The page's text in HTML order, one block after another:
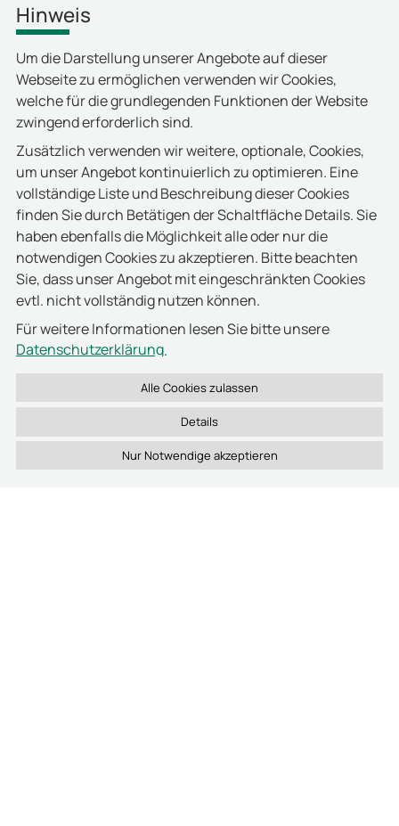
beantworten sie Ihnen während des Events
ausführlich all Ihre Anliegen und stehen
Ihnen mit Rat und Tat zur Seite!
Die Firma deister electronic freut sich darauf,
Sie vom7. bis 9. Junian ihrem virtuellen
Messestand begrüßen zu dürfen!
Klicken Siehier, um sich für die Teilnahme
an der kostenlosen virtuellen
Veranstaltung zu registrieren!
Hinweis
Um die Darstellung unserer Angebote auf dieser
Webseite zu ermöglichen verwenden wir Cookies,
welche für die grundlegenden Funktionen der Website
zwingend erforderlich sind.
Zusätzlich verwenden wir weitere, optionale, Cookies,
um unser Angebot kontinuierlich zu optimieren. Eine
vollständige Liste und Beschreibung dieser Cookies
finden Sie durch Betätigen der Schaltfläche Details. Sie
haben ebenfalls die Möglichkeit alle oder nur die
notwendigen Cookies zu akzeptieren. Bitte beachten
Sie, dass unser Angebot mit eingeschränkten Cookies
evtl. nicht vollständig nutzen können.
Für weitere Informationen lesen Sie bitte unsere
Datenschutzerklärung.
Details